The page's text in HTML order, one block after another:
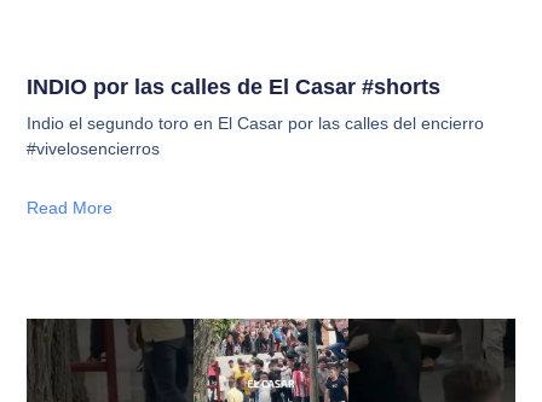
INDIO por las calles de El Casar #shorts
Indio el segundo toro en El Casar por las calles del encierro
#vivelosencierros
Read More